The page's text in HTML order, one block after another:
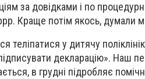
за довідками і по
Краще потім якось, думали
у дитячу
декларацію». Наш
в грудні підробляє